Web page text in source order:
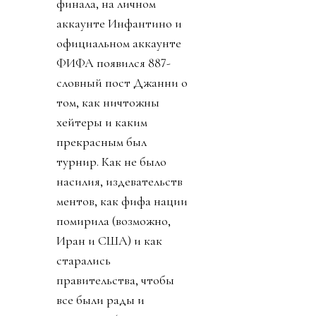
финала, на личном
аккаунте Инфантино и
официальном аккаунте
ФИФА появился 887-
словный пост Джанни о
том, как ничтожны
хейтеры и каким
прекрасным был
турнир. Как не было
насилия, издевательств
ментов, как фифа нации
помирила (возможно,
Иран и США) и как
старались
правительства, чтобы
все были рады и